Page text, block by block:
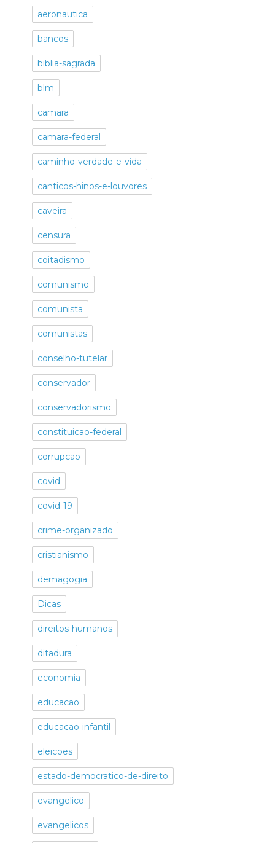
aeronautica
bancos
biblia-sagrada
blm
camara
camara-federal
caminho-verdade-e-vida
canticos-hinos-e-louvores
caveira
censura
coitadismo
comunismo
comunista
comunistas
conselho-tutelar
conservador
conservadorismo
constituicao-federal
corrupcao
covid
covid-19
crime-organizado
cristianismo
demagogia
Dicas
direitos-humanos
ditadura
economia
educacao
educacao-infantil
eleicoes
estado-democratico-de-direito
evangelico
evangelicos